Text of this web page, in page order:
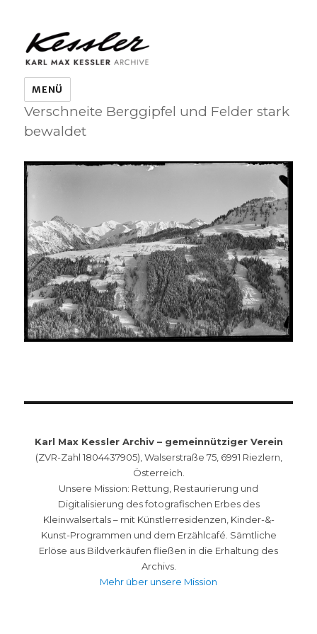
KARL MAX KESSLER ARCHIVE
MENÜ
Verschneite Berggipfel und Felder stark
bewaldet
Karl Max Kessler Archiv – gemeinnütziger Verein
(ZVR-Zahl 1804437905), Walserstraße 75, 6991 Riezlern,
Österreich.
Unsere Mission: Rettung, Restaurierung und
Digitalisierung des fotografischen Erbes des
Kleinwalsertals – mit Künstlerresidenzen, Kinder-&-
Kunst-Programmen und dem Erzählcafé. Sämtliche
Erlöse aus Bildverkäufen fließen in die Erhaltung des
Archivs.
Mehr über unsere Mission